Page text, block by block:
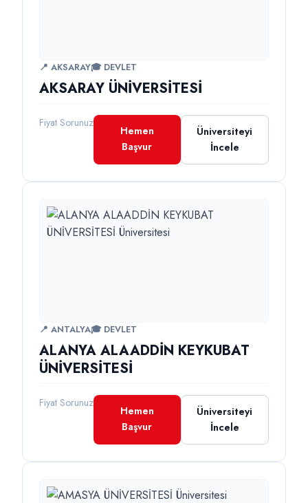
📍 AKSARAY🎓 DEVLET
AKSARAY ÜNİVERSİTESİ
Fiyat Sorunuz
Hemen
Başvur
Üniversiteyi
İncele
📍 ANTALYA🎓 DEVLET
ALANYA ALAADDİN KEYKUBAT
ÜNİVERSİTESİ
Fiyat Sorunuz
Hemen
Başvur
Üniversiteyi
İncele